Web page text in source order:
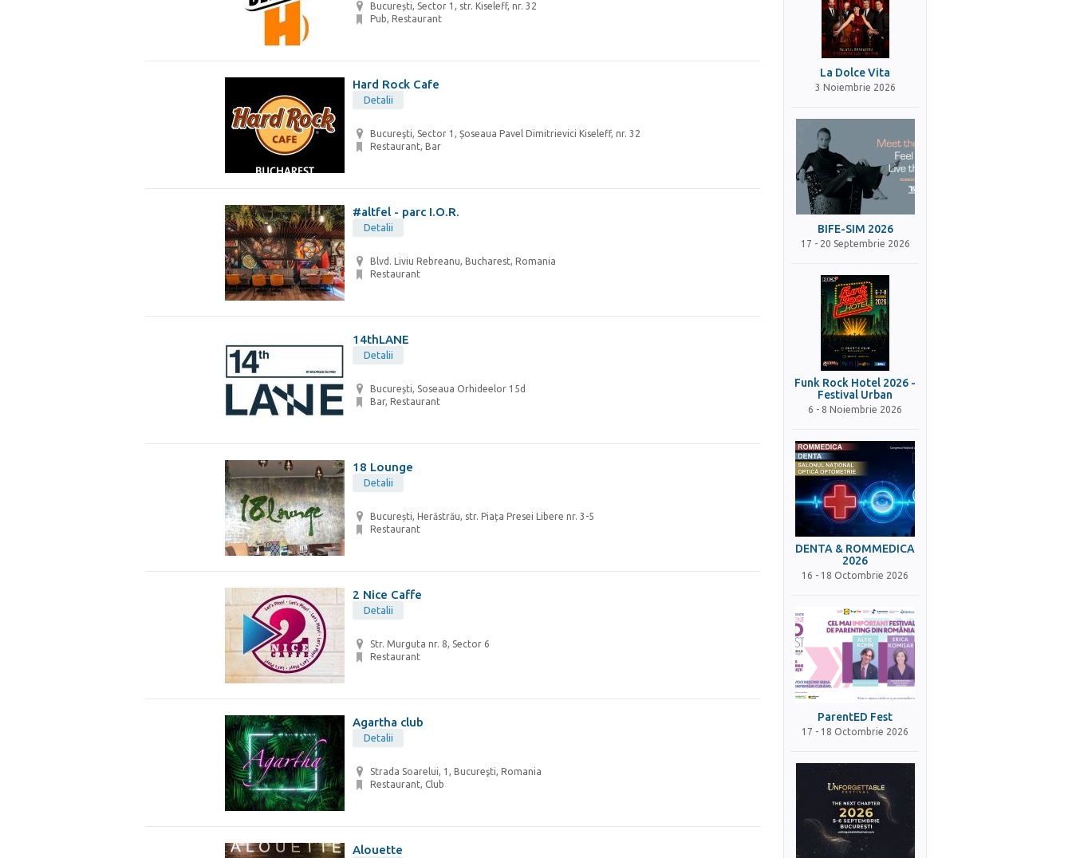
București, Sector 1, str. Kiseleff, nr. 32
Pub, Restaurant
Hard Rock Cafe
Detalii
Bucureşti, Sector 1, Șoseaua Pavel Dimitrievici Kiseleff, nr. 32
Restaurant, Bar
#altfel - parc I.O.R.
Detalii
Blvd. Liviu Rebreanu, Bucharest, Romania
Restaurant
14thLANE
Detalii
București, Soseaua Orhideelor 15d
Bar, Restaurant
18 Lounge
Detalii
București, Herăstrău, str. Piața Presei Libere nr. 3-5
Restaurant
2 Nice Caffe
Detalii
Str. Murguta nr. 8, Sector 6
Restaurant
Agartha club
Detalii
Strada Soarelui, 1, Bucureşti, Romania
Restaurant, Club
Alouette
La Dolce Vita
3 Noiembrie 2026
BIFE-SIM 2026
17 - 20 Septembrie 2026
Funk Rock Hotel 2026 -
Festival Urban
6 - 8 Noiembrie 2026
DENTA & ROMMEDICA
2026
16 - 18 Octombrie 2026
ParentED Fest
17 - 18 Octombrie 2026